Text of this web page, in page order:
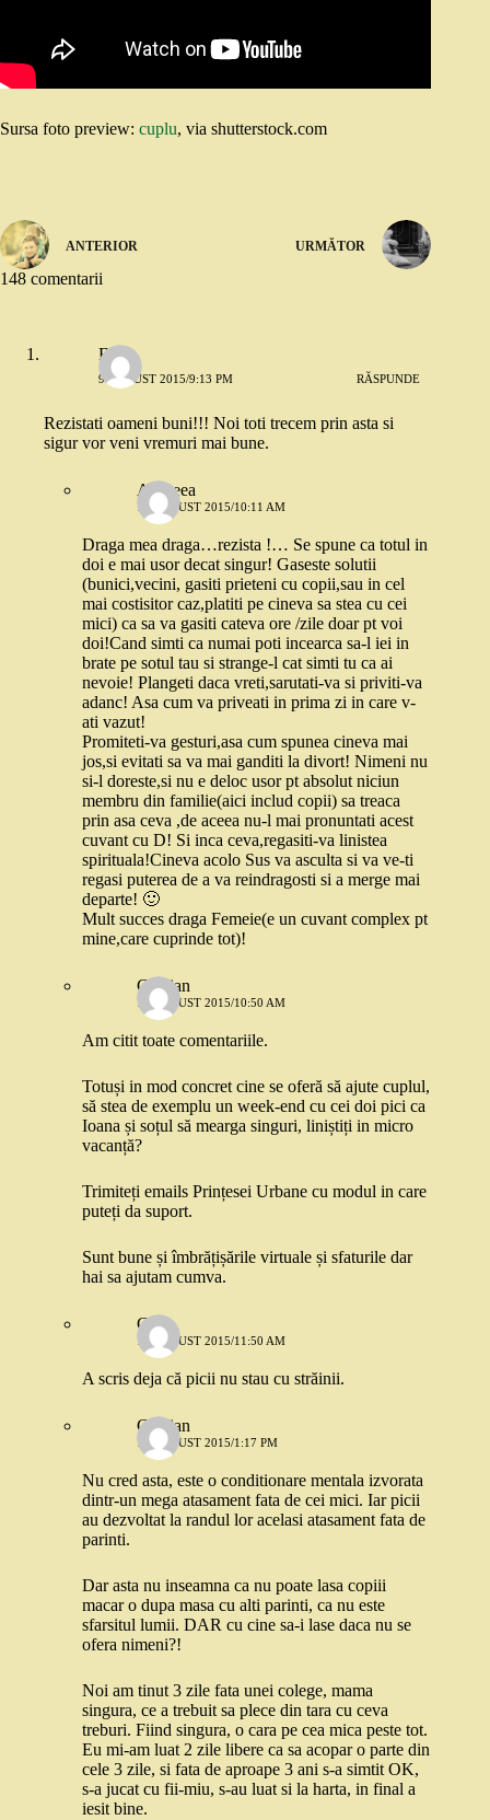
Sursa foto preview: cuplu, via shutterstock.com
ANTERIOR URMĂTOR
148 comentarii
Eu
9 AUGUST 2015/9:13 PM RĂSPUNDE
Rezistati oameni buni!!! Noi toti trecem prin asta si
sigur vor veni vremuri mai bune.
Andreea
10 AUGUST 2015/10:11 AM
Draga mea draga…rezista !… Se spune ca totul in
doi e mai usor decat singur! Gaseste solutii
(bunici,vecini, gasiti prieteni cu copii,sau in cel
mai costisitor caz,platiti pe cineva sa stea cu cei
mici) ca sa va gasiti cateva ore /zile doar pt voi
doi!Cand simti ca numai poti incearca sa-l iei in
brate pe sotul tau si strange-l cat simti tu ca ai
nevoie! Plangeti daca vreti,sarutati-va si priviti-va
adanc! Asa cum va priveati in prima zi in care v-
ati vazut!
Promiteti-va gesturi,asa cum spunea cineva mai
jos,si evitati sa va mai ganditi la divort! Nimeni nu
si-l doreste,si nu e deloc usor pt absolut niciun
membru din familie(aici includ copii) sa treaca
prin asa ceva ,de aceea nu-l mai pronuntati acest
cuvant cu D! Si inca ceva,regasiti-va linistea
spirituala!Cineva acolo Sus va asculta si va ve-ti
regasi puterea de a va reindragosti si a merge mai
departe! 🙂
Mult succes draga Femeie(e un cuvant complex pt
mine,care cuprinde tot)!
Cristian
10 AUGUST 2015/10:50 AM
Am citit toate comentariile.
Totuși in mod concret cine se oferă să ajute cuplul,
să stea de exemplu un week-end cu cei doi pici ca
Ioana și soțul să mearga singuri, liniștiți in micro
vacanță?
Trimiteți emails Prințesei Urbane cu modul in care
puteți da suport.
Sunt bune și îmbrățișările virtuale și sfaturile dar
hai sa ajutam cumva.
Greta
10 AUGUST 2015/11:50 AM
A scris deja că picii nu stau cu străinii.
Cristian
10 AUGUST 2015/1:17 PM
Nu cred asta, este o conditionare mentala izvorata
dintr-un mega atasament fata de cei mici. Iar picii
au dezvoltat la randul lor acelasi atasament fata de
parinti.
Dar asta nu inseamna ca nu poate lasa copiii
macar o dupa masa cu alti parinti, ca nu este
sfarsitul lumii. DAR cu cine sa-i lase daca nu se
ofera nimeni?!
Noi am tinut 3 zile fata unei colege, mama
singura, ce a trebuit sa plece din tara cu ceva
treburi. Fiind singura, o cara pe cea mica peste tot.
Eu mi-am luat 2 zile libere ca sa acopar o parte din
cele 3 zile, si fata de aproape 3 ani s-a simtit OK,
s-a jucat cu fii-miu, s-au luat si la harta, in final a
iesit bine.